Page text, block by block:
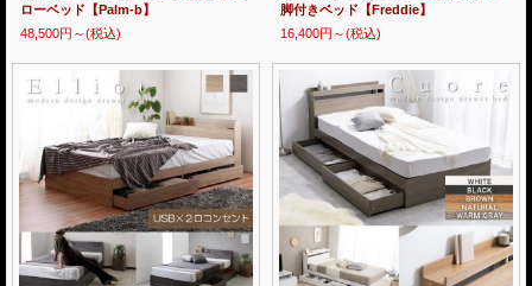
ローベッド【Palm-b】
48,500円～(税込)
脚付きベッド【Freddie】
16,400円～(税込)